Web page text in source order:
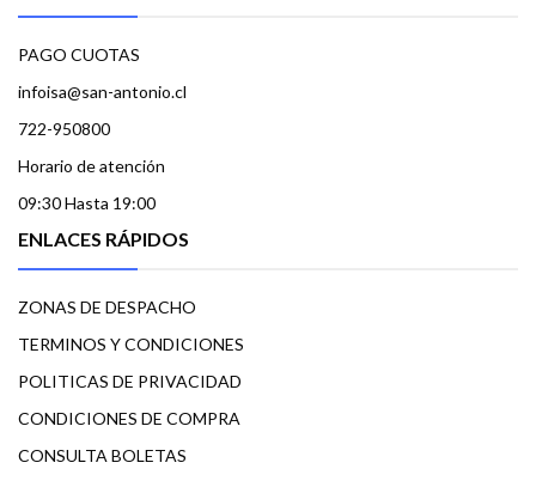
PAGO CUOTAS
infoisa@san-antonio.cl
722-950800
Horario de atención
09:30 Hasta 19:00
ENLACES RÁPIDOS
ZONAS DE DESPACHO
TERMINOS Y CONDICIONES
POLITICAS DE PRIVACIDAD
CONDICIONES DE COMPRA
CONSULTA BOLETAS